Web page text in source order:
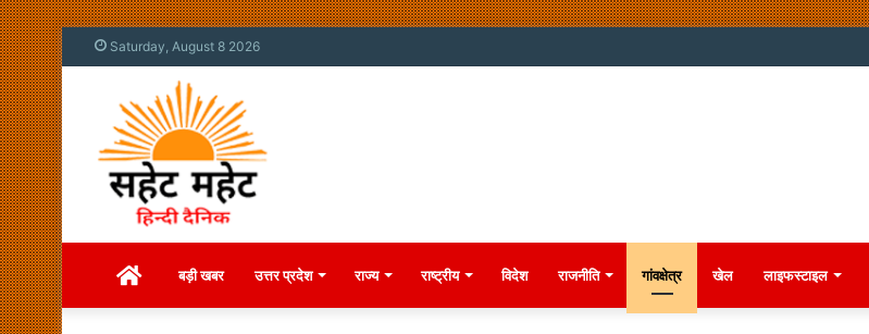
Saturday, August 8 2026
Homeबड़ी खबर उत्तर प्रदेश राज्य राष्ट्रीय विदेश राजनीति गांवक्षेत्र खेल लाइफस्टाइल